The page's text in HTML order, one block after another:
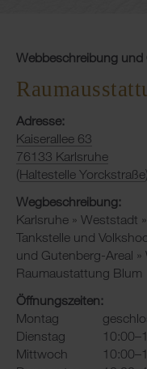
Webbeschreibung und
Adresse:
Kaiserallee 63
76133 Karlsruhe
(Haltestelle Yorckstraße)
Wegbeschreibung:
Karlsruhe » Weststadt
Tankstelle und
und Gutenberg-Areal
Raumaustattung Blum
Öffnungszeiten:
Montag
Dienstag
Mittwoch